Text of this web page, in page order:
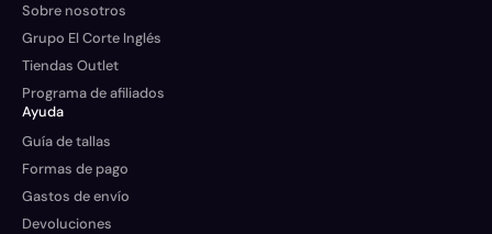
Sobre nosotros
Grupo El Corte Inglés
Tiendas Outlet
Programa de afiliados
Ayuda
Guía de tallas
Formas de pago
Gastos de envío
Devoluciones